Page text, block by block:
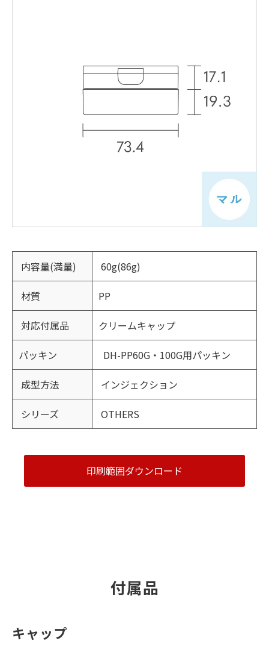
内容量(満量) 60g(86g)
材質 PP
対応付属品 クリームキャップ
パッキン DH-PP60G・100G用パッキン
成型方法 インジェクション
シリーズ OTHERS
印刷範囲ダウンロード
付属品
キャップ